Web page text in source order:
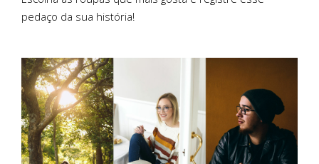
pedaço da sua história!